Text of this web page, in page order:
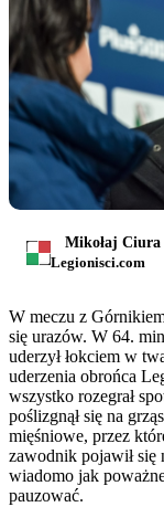
Mikołaj Ciura
Legionisci.com
W meczu z
się urazów. W 64.
uderzył łokciem w
uderzenia obrońca
wszystko rozegrał
poślizgnął się na
mięśniowe, przez
zawodnik pojawił
wiadomo jak
pauzować.